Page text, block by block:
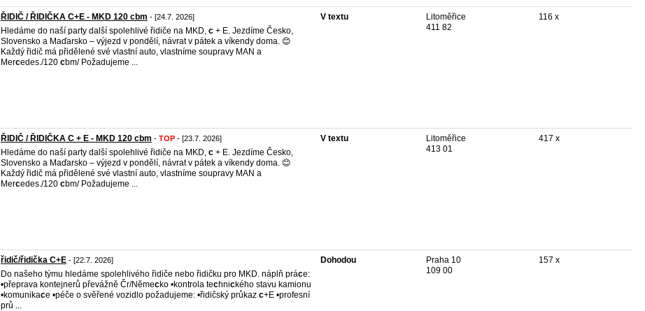
ŘIDIČ / ŘIDIČKA C+E - MKD 120 cbm - [24.7. 2026]
Hledáme do naší party další spolehlivé řidiče na MKD, c + E. Jezdíme Česko,
Slovensko a Maďarsko – výjezd v pondělí, návrat v pátek a víkendy doma. 😊
Každý řidič má přidělené své vlastní auto, vlastníme soupravy MAN a
Mercedes./120 cbm/ Požadujeme ...
V textu
Litoměřice
411 82
116 x
ŘIDIČ / ŘIDIČKA C + E - MKD 120 cbm - TOP - [23.7. 2026]
Hledáme do naší party další spolehlivé řidiče na MKD, c + E. Jezdíme Česko,
Slovensko a Maďarsko – výjezd v pondělí, návrat v pátek a víkendy doma. 😊
Každý řidič má přidělené své vlastní auto, vlastníme soupravy MAN a
Mercedes./120 cbm/ Požadujeme ...
V textu
Litoměřice
413 01
417 x
řidič/řidička C+E - [22.7. 2026]
Do našeho týmu hledáme spolehlivého řidiče nebo řidičku pro MKD. náplň práce:
•přeprava kontejnerů převážně Čr/Německo •kontrola technického stavu kamionu
•komunikace •péče o svěřené vozidlo požadujeme: •řidičský průkaz c+E •profesní
prů ...
Dohodou
Praha 10
109 00
157 x